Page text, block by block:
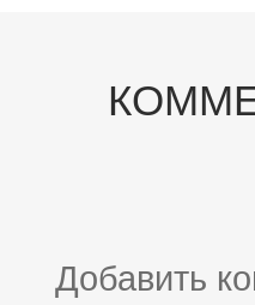
Добавить